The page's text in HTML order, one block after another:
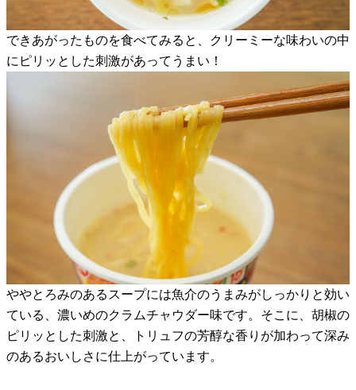
できあがったものを食べてみると、クリーミーな味わいの中
にピリッとした刺激があってうまい！
ややとろみのあるスープには魚介のうまみがしっかりと効い
ている、濃いめのクラムチャウダー味です。そこに、胡椒の
ピリッとした刺激と、トリュフの芳醇な香りが加わって深み
のあるおいしさに仕上がっています。